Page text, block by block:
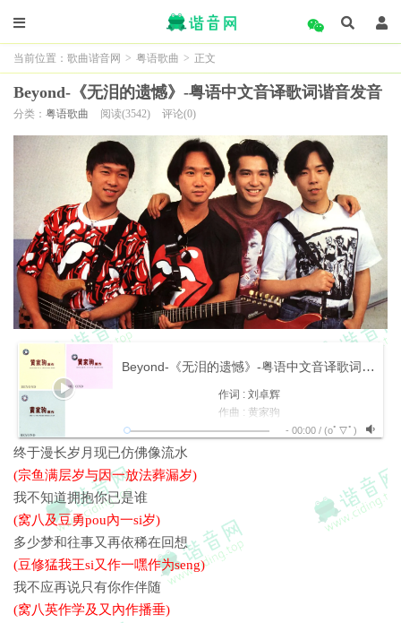
当前位置： 歌曲谐音网 > 粤语歌曲 > 正文
Beyond-《无泪的遗憾》-粤语中文音译歌词谐音发音
分类： 粤语歌曲 阅读(3542) 评论(0)
Beyond-《无泪的遗憾》-粤语中文音译歌词谐音发音
作词 : 刘卓辉
作曲 : 黄家驹
编曲：Beyond
我不知道 拥抱你 已是谁
又再依稀在回想
我不应再说 只有你 作伴随
遗憾已无泪
昨天是你 陪伴我伤心与苦恼
- 00:00 / (oﾟ▽ﾟ)
终于漫长岁月现已仿佛像流水
(宗鱼满层岁与因一放法葬漏岁)
我不知道拥抱你已是谁
(窝八及豆勇pou內一si岁)
多少梦和往事又再依稀在回想
(豆修猛我王si又作一嘿作为seng)
我不应再说只有你作伴随
(窝八英作学及又內作播垂)
终于漫长岁月现已仿佛像流水
(宗鱼满层岁与因一放法葬漏岁)
我不知道拥抱你已是谁
(窝八及豆勇pou內一si岁)
(豆修猛我王si又作一嘿作为seng)
我不应再说只有你作伴随
遗憾已无泪
(歪含一谋泪)
昨天是你陪伴我伤心与苦恼
(作田si內陪播窝seng三鱼服农)
是否话过明日将可给你弥补
(sifou哇果名言葬厚掐內內包)
梦想渐近疲倦了只感到枯燥
(猛seng金干陪关(gyun)留挤敢逗福凑)